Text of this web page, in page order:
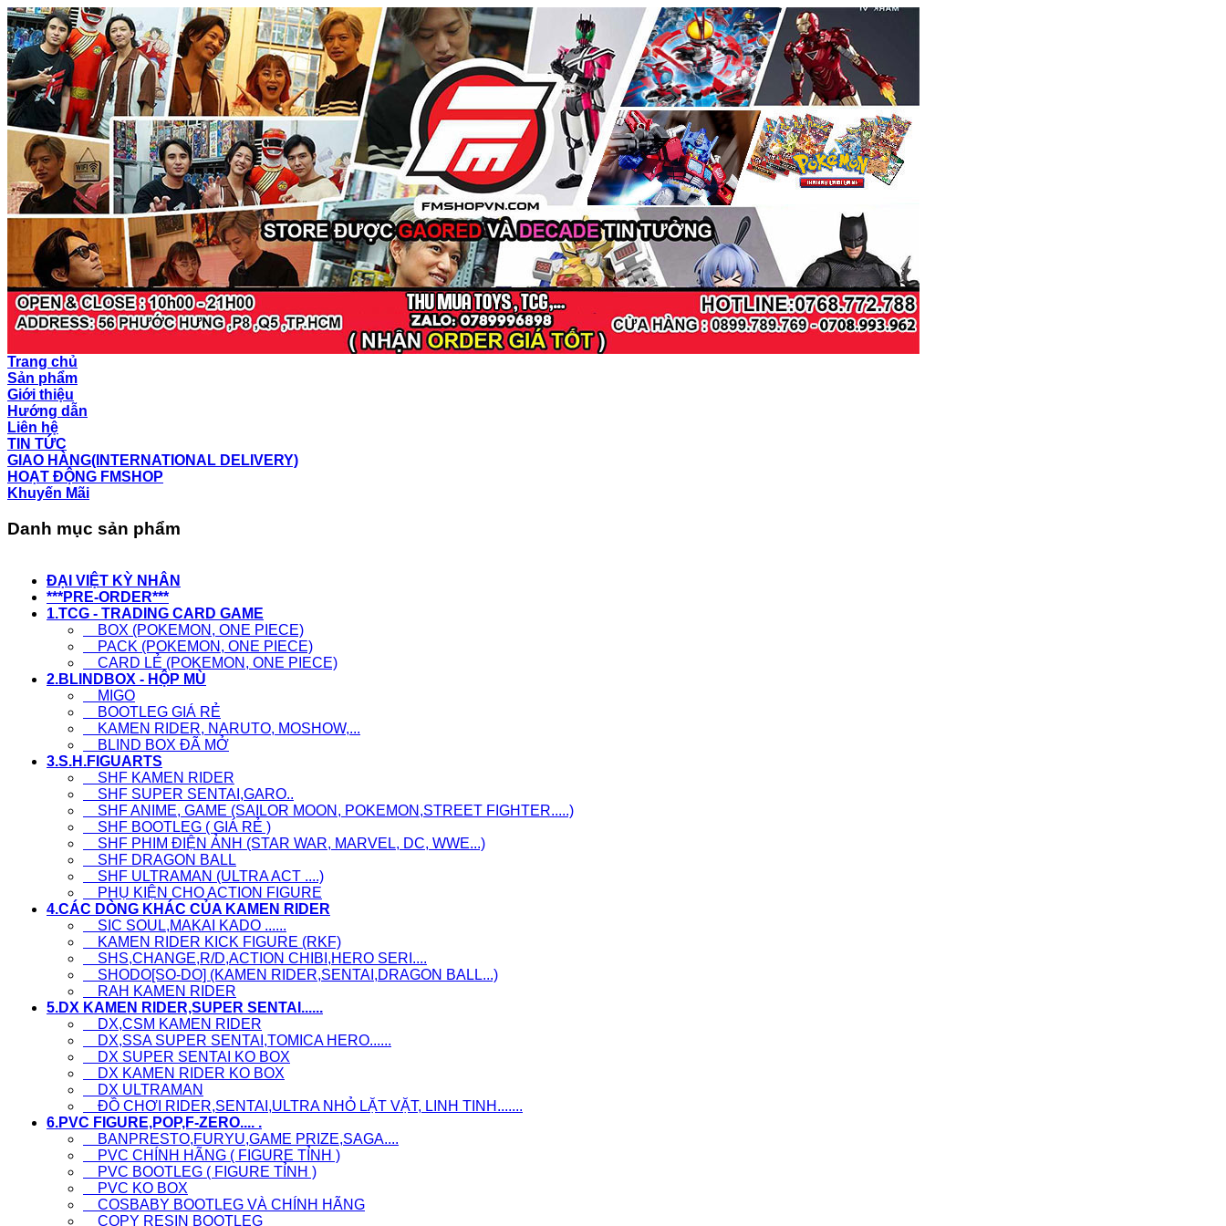
Trang chủ
Sản phẩm
Giới thiệu
Hướng dẫn
Liên hệ
TIN TỨC
GIAO HÀNG(INTERNATIONAL DELIVERY)
HOẠT ĐỘNG FMSHOP
Khuyến Mãi
Danh mục sản phẩm
ĐẠI VIỆT KỲ NHÂN
***PRE-ORDER***
1.TCG - TRADING CARD GAME
BOX (POKEMON, ONE PIECE)
PACK (POKEMON, ONE PIECE)
CARD LẺ (POKEMON, ONE PIECE)
2.BLINDBOX - HỘP MÙ
MIGO
BOOTLEG GIÁ RẺ
KAMEN RIDER, NARUTO, MOSHOW,...
BLIND BOX ĐÃ MỞ
3.S.H.FIGUARTS
SHF KAMEN RIDER
SHF SUPER SENTAI,GARO..
SHF ANIME, GAME (SAILOR MOON, POKEMON,STREET FIGHTER.....)
SHF BOOTLEG ( GIÁ RẺ )
SHF PHIM ĐIỆN ẢNH (STAR WAR, MARVEL, DC, WWE...)
SHF DRAGON BALL
SHF ULTRAMAN (ULTRA ACT ....)
PHỤ KIỆN CHO ACTION FIGURE
4.CÁC DÒNG KHÁC CỦA KAMEN RIDER
SIC SOUL,MAKAI KADO ......
KAMEN RIDER KICK FIGURE (RKF)
SHS,CHANGE,R/D,ACTION CHIBI,HERO SERI....
SHODO[SO-DO] (KAMEN RIDER,SENTAI,DRAGON BALL...)
RAH KAMEN RIDER
5.DX KAMEN RIDER,SUPER SENTAI......
DX,CSM KAMEN RIDER
DX,SSA SUPER SENTAI,TOMICA HERO......
DX SUPER SENTAI KO BOX
DX KAMEN RIDER KO BOX
DX ULTRAMAN
ĐỒ CHƠI RIDER,SENTAI,ULTRA NHỎ LẶT VẶT, LINH TINH.......
6.PVC FIGURE,POP,F-ZERO.... .
BANPRESTO,FURYU,GAME PRIZE,SAGA....
PVC CHÍNH HÃNG ( FIGURE TỈNH )
PVC BOOTLEG ( FIGURE TỈNH )
PVC KO BOX
COSBABY BOOTLEG VÀ CHÍNH HÃNG
COPY RESIN BOOTLEG